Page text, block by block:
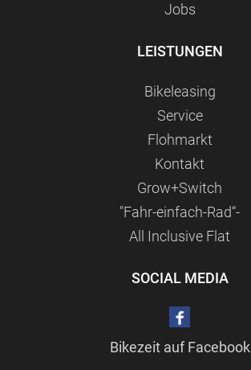
Jobs
LEISTUNGEN
Bikeleasing
Service
Flohmarkt
Kontakt
Grow+Switch
"Fahr-einfach-Rad“-
All Inclusive Flat
SOCIAL MEDIA
Bikezeit auf Facebook